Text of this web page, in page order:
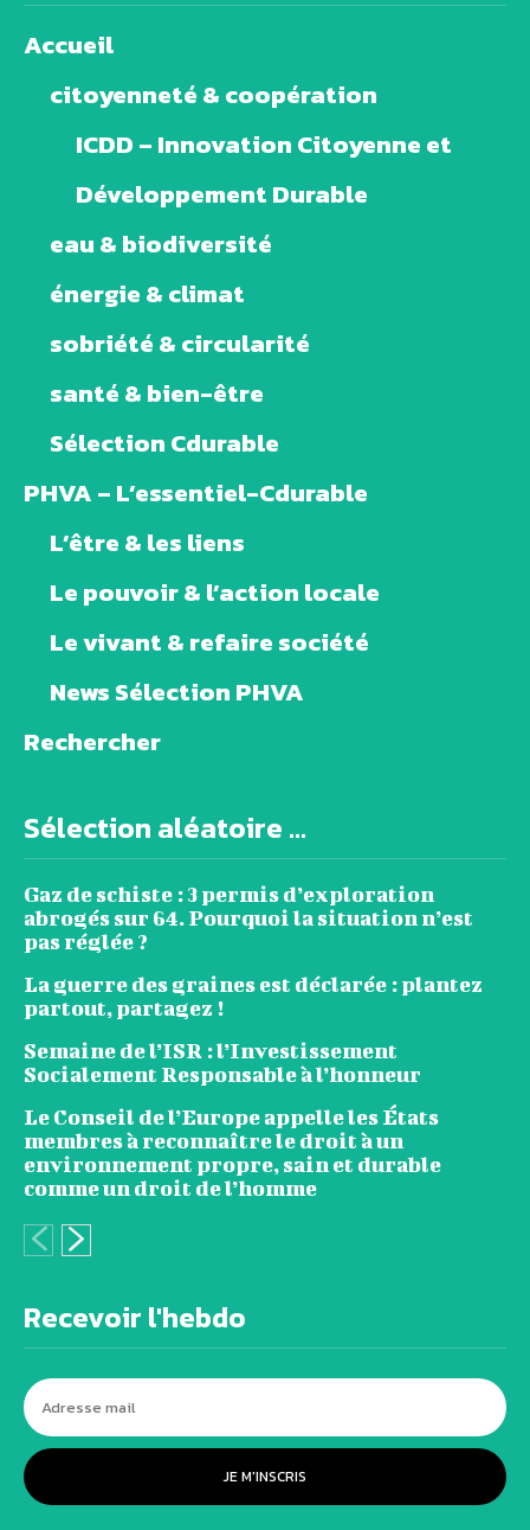
Accueil
citoyenneté & coopération
ICDD – Innovation Citoyenne et
Développement Durable
eau & biodiversité
énergie & climat
sobriété & circularité
santé & bien-être
Sélection Cdurable
PHVA – L’essentiel-Cdurable
L’être & les liens
Le pouvoir & l’action locale
Le vivant & refaire société
News Sélection PHVA
Rechercher
Sélection aléatoire ...
Gaz de schiste : 3 permis d’exploration
abrogés sur 64. Pourquoi la situation n’est
pas réglée ?
La guerre des graines est déclarée : plantez
partout, partagez !
Semaine de l’ISR : l’Investissement
Socialement Responsable à l’honneur
Le Conseil de l’Europe appelle les États
membres à reconnaître le droit à un
environnement propre, sain et durable
comme un droit de l’homme
Recevoir l'hebdo
JE M'INSCRIS